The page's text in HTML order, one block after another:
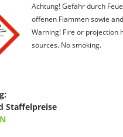
Achtung! Gefahr durch
offenen Flammen sowie
Warning! Fire or projection
sources. No smoking.
Staffelpreise